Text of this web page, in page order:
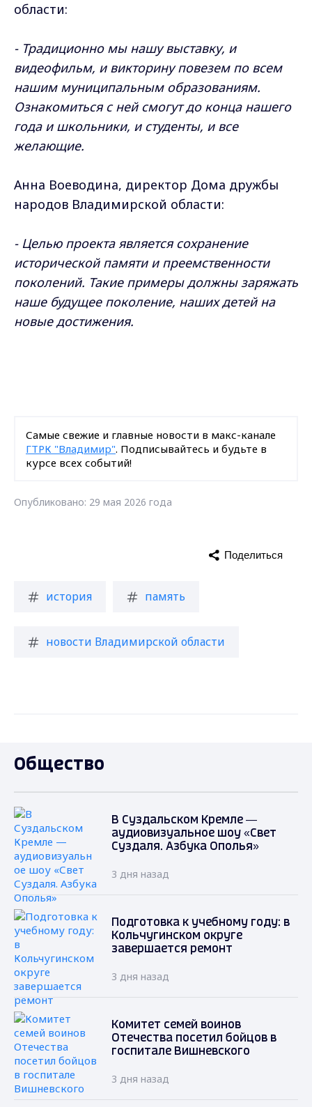
области:
- Традиционно мы нашу выставку, и
видеофильм, и викторину повезем по всем
нашим муниципальным образованиям.
Ознакомиться с ней смогут до конца нашего
года и школьники, и студенты, и все
желающие.
Анна Воеводина, директор Дома дружбы
народов Владимирской области:
- Целью проекта является сохранение
исторической памяти и преемственности
поколений. Такие примеры должны заряжать
наше будущее поколение, наших детей на
новые достижения.
Самые свежие и главные новости в макс-канале
ГТРК "Владимир". Подписывайтесь и будьте в
курсе всех событий!
Опубликовано: 29 мая 2026 года
история память
новости Владимирской области
Поделиться
Общество
В Суздальском Кремле —
аудиовизуальное шоу «Свет
Суздаля. Азбука Ополья»
3 дня назад
Подготовка к учебному году: в
Кольчугинском округе
завершается ремонт
3 дня назад
Комитет семей воинов
Отечества посетил бойцов в
госпитале Вишневского
3 дня назад